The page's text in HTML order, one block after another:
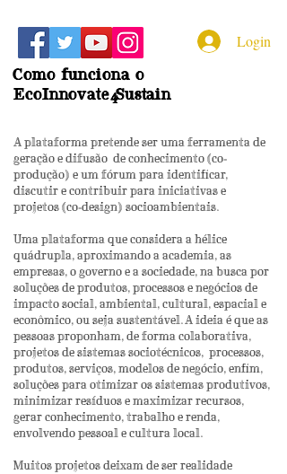
Login
Como funciona o
4
EcoInnovate Sustain
A plataforma pretende ser uma ferramenta de
geração e difusão de conhecimento (co-
produção) e um fórum para identificar,
discutir e contribuir para iniciativas e
projetos (co-design) socioambientais.
Uma plataforma que considera a hélice
quádrupla, aproximando a academia, as
empresas, o governo e a sociedade, na busca por
soluções de produtos, processos e negócios de
impacto social, ambiental, cultural, espacial e
econômico, ou seja sustentável. A ideia é que as
pessoas proponham, de forma colaborativa,
projetos de sistemas sociotécnicos, processos,
produtos, serviços, modelos de negócio, enfim,
soluções para otimizar os sistemas produtivos,
minimizar resíduos e maximizar recursos,
gerar conhecimento, trabalho e renda,
envolvendo pessoal e cultura local.
Muitos projetos deixam de ser realidade